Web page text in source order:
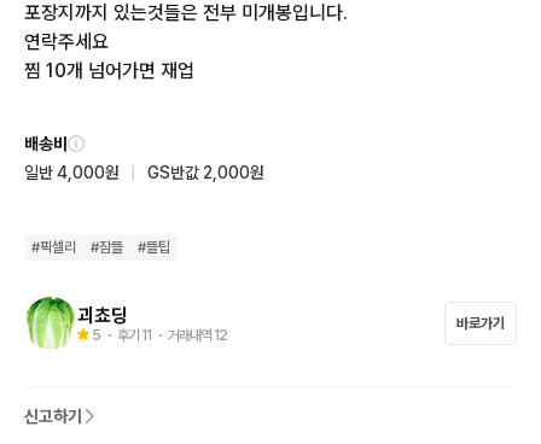
포장지까지 있는것들은 전부 미개봉입니다.
연락주세요
찜 10개 넘어가면 재업
배송비
일반 4,000원
GS반값 2,000원
#픽셀리 #잠뜰 #뜰팁
괴쵸딩
5 ・ 후기 11 ・ 거래내역 12
바로가기
신고하기